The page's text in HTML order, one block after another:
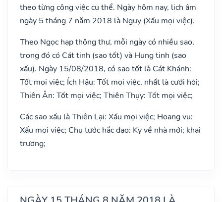
theo từng công việc cụ thể. Ngày hôm nay, lịch âm
ngày 5 tháng 7 năm 2018 là Nguy (Xấu mọi việc).
Theo Ngọc hạp thông thư, mỗi ngày có nhiều sao,
trong đó có Cát tinh (sao tốt) và Hung tinh (sao
xấu). Ngày 15/08/2018, có sao tốt là Cát Khánh:
Tốt mọi việc; Ích Hậu: Tốt mọi việc, nhất là cưới hỏi;
Thiên Ân: Tốt mọi việc; Thiên Thụy: Tốt mọi việc;
Các sao xấu là Thiên Lại: Xấu mọi việc; Hoang vu:
Xấu mọi việc; Chu tước hắc đạo: Kỵ về nhà mới; khai
trương;